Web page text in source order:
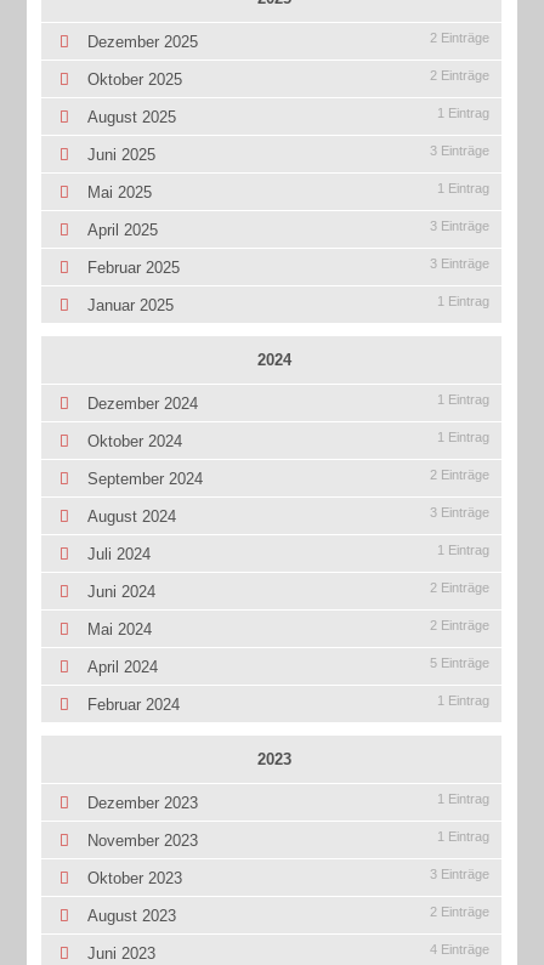
Dezember 2025 2 Einträge
Oktober 2025 2 Einträge
August 2025 1 Eintrag
Juni 2025 3 Einträge
Mai 2025 1 Eintrag
April 2025 3 Einträge
Februar 2025 3 Einträge
Januar 2025 1 Eintrag
2024
Dezember 2024 1 Eintrag
Oktober 2024 1 Eintrag
September 2024 2 Einträge
August 2024 3 Einträge
Juli 2024 1 Eintrag
Juni 2024 2 Einträge
Mai 2024 2 Einträge
April 2024 5 Einträge
Februar 2024 1 Eintrag
2023
Dezember 2023 1 Eintrag
November 2023 1 Eintrag
Oktober 2023 3 Einträge
August 2023 2 Einträge
Juni 2023 4 Einträge